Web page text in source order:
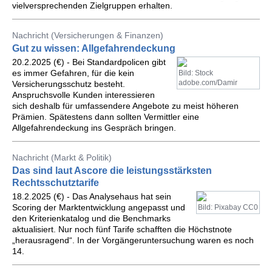
vielversprechenden Zielgruppen erhalten.
Nachricht (Versicherungen & Finanzen)
Gut zu wissen: Allgefahrendeckung
Bild: Stock
adobe.com/Damir
20.2.2025 (€) - Bei Standardpolicen gibt
es immer Gefahren, für die kein
Versicherungsschutz besteht.
Anspruchsvolle Kunden interessieren
sich deshalb für umfassendere Angebote zu meist höheren
Prämien. Spätestens dann sollten Vermittler eine
Allgefahrendeckung ins Gespräch bringen.
Nachricht (Markt & Politik)
Das sind laut Ascore die leistungsstärksten
Rechtsschutztarife
Bild: Pixabay CC0
18.2.2025 (€) - Das Analysehaus hat sein
Scoring der Marktentwicklung angepasst und
den Kriterienkatalog und die Benchmarks
aktualisiert. Nur noch fünf Tarife schafften die Höchstnote
„herausragend“. In der Vorgängeruntersuchung waren es noch
14.